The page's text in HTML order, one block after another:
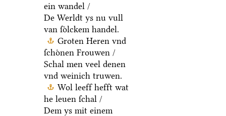
ein wandel /
De Werldt ys nu vull
van ſoͤlckem handel.
Groten Heren vnd
ſchoͤnen Frouwen /
Schal men veel denen
vnd weinich truwen.
Wol leeff hefft wat
he leuen ſchal /
Dem ys mit einem